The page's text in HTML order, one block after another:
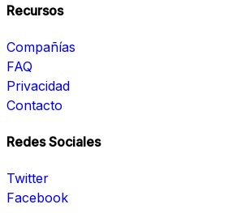
Recursos
Compañías
FAQ
Privacidad
Contacto
Redes Sociales
Twitter
Facebook